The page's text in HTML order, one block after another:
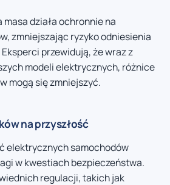
działa ochronnie na
zmniejszając ryzyko odniesienia
przewidują, że wraz z
modeli elektrycznych, różnice
mogą się zmniejszyć.
na przyszłość
elektrycznych samochodów
w kwestiach bezpieczeństwa.
regulacji, takich jak